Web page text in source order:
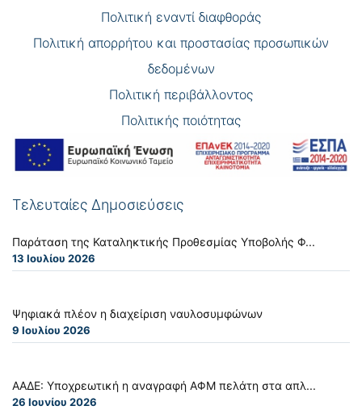
Πολιτική εναντί διαφθοράς
Πολιτική απορρήτου και προστασίας προσωπικών
δεδομένων
Πολιτική περιβάλλοντος
Πολιτικής ποιότητας
Τελευταίες Δημοσιεύσεις
Παράταση της Καταληκτικής Προθεσμίας Υποβολής Φ...
13 Ιουλίου 2026
Ψηφιακά πλέον η διαχείριση ναυλοσυμφώνων
9 Ιουλίου 2026
ΑΑΔΕ: Υποχρεωτική η αναγραφή ΑΦΜ πελάτη στα απλ...
26 Ιουνίου 2026